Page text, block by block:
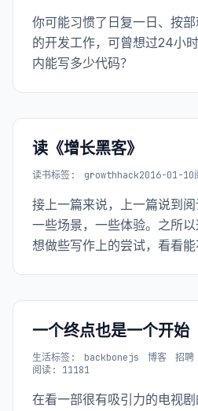
你可能习惯了日复一日、按
的开发工作，可曾想过24小
内能写多少代码？
读《增长黑客》
读书标签: growthhack2016-01-10
接上一篇来说，上一篇说到
一些场景，一些体验。之所
想做些写作上的尝试，看看
试。
一个终点也是一个开始
生活标签: backbonejs 博客 招聘
阅读: 11181
在看一部很有吸引力的电视